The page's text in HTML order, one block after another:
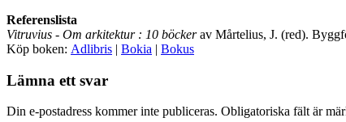
Referenslista
Vitruvius - Om arkitektur : 10 böckerav Mårtelius, J. (red).
Köp boken: Adlibris | Bokia | Bokus
Lämna ett svar
Din e-postadress kommer inte publiceras. Obligatoriska fält är